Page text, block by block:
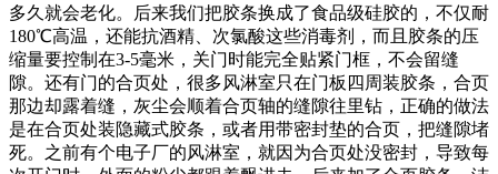
多久就会老化。后来我们把胶条换成了食品级硅胶的，不仅耐
180℃高温，还能抗酒精、次氯酸这些消毒剂，而且胶条的压
缩量要控制在3-5毫米，关门时能完全贴紧门框，不会留缝
隙。还有门的合页处，很多风淋室只在门板四周装胶条，合页
那边却露着缝，灰尘会顺着合页轴的缝隙往里钻，正确的做法
是在合页处装隐藏式胶条，或者用带密封垫的合页，把缝隙堵
死。之前有个电子厂的风淋室，就因为合页处没密封，导致每